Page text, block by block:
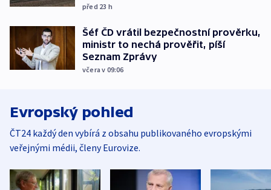
před 23 h
Šéf ČD vrátil bezpečnostní prověrku,
ministr to nechá prověřit, píší
Seznam Zprávy
včera v 09:06
Evropský pohled
ČT24 každý den vybírá z obsahu publikovaného evropskými
veřejnými médii, členy Eurovize.